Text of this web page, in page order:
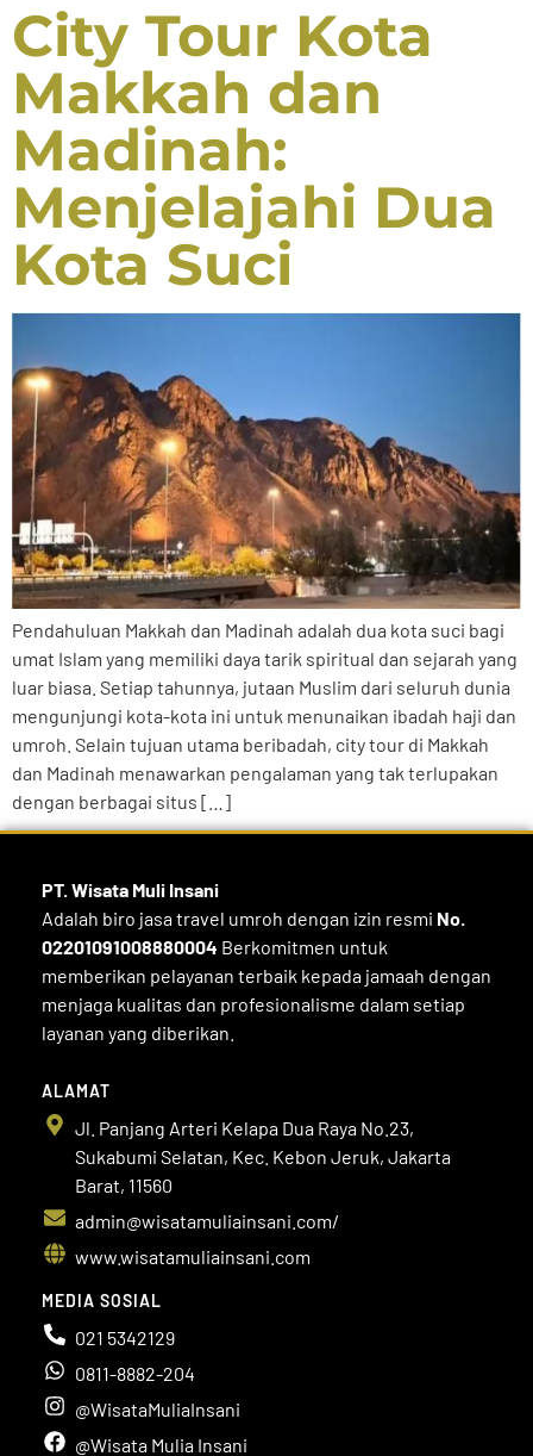
City Tour Kota
Makkah dan
Madinah:
Menjelajahi Dua
Kota Suci
Pendahuluan Makkah dan Madinah adalah dua kota suci bagi
umat Islam yang memiliki daya tarik spiritual dan sejarah yang
luar biasa. Setiap tahunnya, jutaan Muslim dari seluruh dunia
mengunjungi kota-kota ini untuk menunaikan ibadah haji dan
umroh. Selain tujuan utama beribadah, city tour di Makkah
dan Madinah menawarkan pengalaman yang tak terlupakan
dengan berbagai situs […]
PT. Wisata Muli Insani
Adalah biro jasa travel umroh dengan izin resmi No.
02201091008880004 Berkomitmen untuk
memberikan pelayanan terbaik kepada jamaah dengan
menjaga kualitas dan profesionalisme dalam setiap
layanan yang diberikan.
ALAMAT
Jl. Panjang Arteri Kelapa Dua Raya No.23,
Sukabumi Selatan, Kec. Kebon Jeruk, Jakarta
Barat, 11560
admin@wisatamuliainsani.com/
www.wisatamuliainsani.com
MEDIA SOSIAL
021 5342129
0811-8882-204
@WisataMuliaInsani
@Wisata Mulia Insani